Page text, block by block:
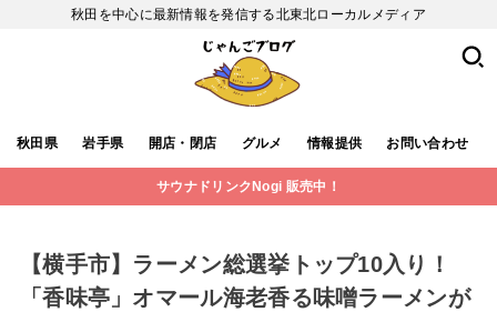
秋田を中心に最新情報を発信する北東北ローカルメディア
秋田県 岩手県 開店・閉店 グルメ 情報提供 お問い合わせ
サウナドリンクNogi 販売中！
【横手市】ラーメン総選挙トップ10入り！
「香味亭」オマール海老香る味噌ラーメンが